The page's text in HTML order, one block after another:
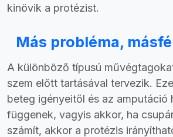
kinövik a protézist.
Más probléma,
A különböző típusú
szem előtt tartásával tervezik.
beteg igényeitől és az amputáció
függenek, vagyis akkor, ha
számít, akkor a protézis